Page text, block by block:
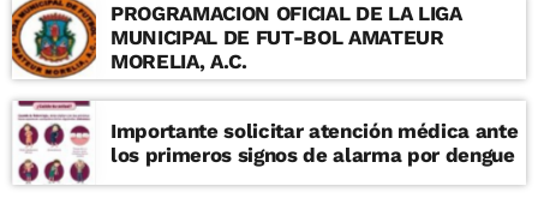
PROGRAMACION OFICIAL DE LA LIGA
MUNICIPAL DE FUT-BOL AMATEUR
MORELIA, A.C.
Importante solicitar atención médica ante
los primeros signos de alarma por dengue